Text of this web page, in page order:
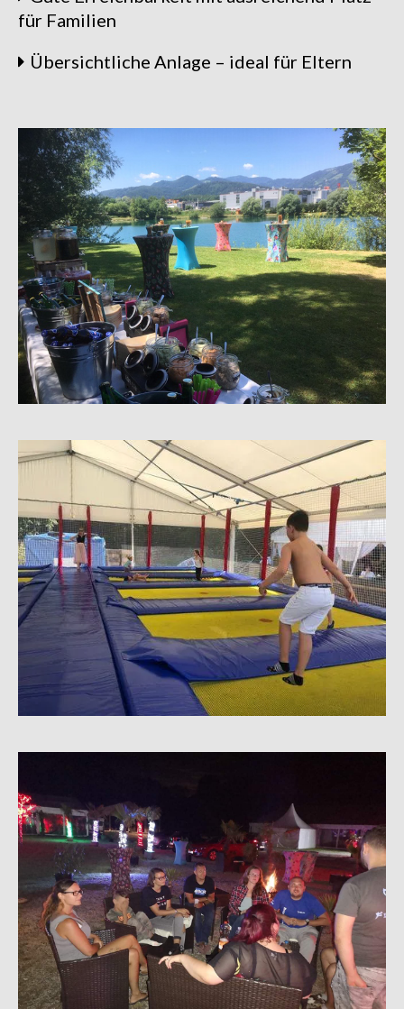
für Familien
Übersichtliche Anlage – ideal für Eltern